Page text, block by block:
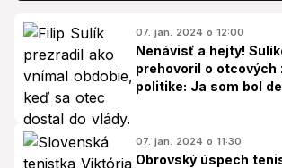
07. jan. 2024 o 12:00
Nenávisť a hejty!
prehovoril o otcových
politike: Ja som bol
07. jan. 2024 o 11:30
Obrovský úspech